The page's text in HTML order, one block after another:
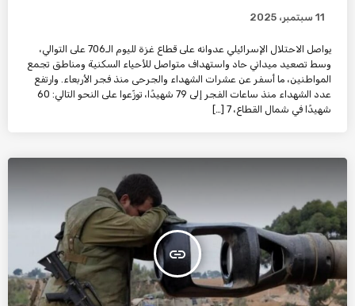
11 سبتمبر، 2025
يواصل الاحتلال الإسرائيلي عدوانه على قطاع غزة لليوم الـ706 على التوالي،
وسط تصعيد ميداني حاد واستهداف متواصل للأحياء السكنية ومناطق تجمع
المواطنين، ما أسفر عن عشرات الشهداء والجرحى منذ فجر الأربعاء. وارتفع
عدد الشهداء منذ ساعات الفجر إلى 79 شهيدًا، توزّعوا على النحو التالي: 60
شهيدًا في شمال القطاع، 7 […]
insert_link